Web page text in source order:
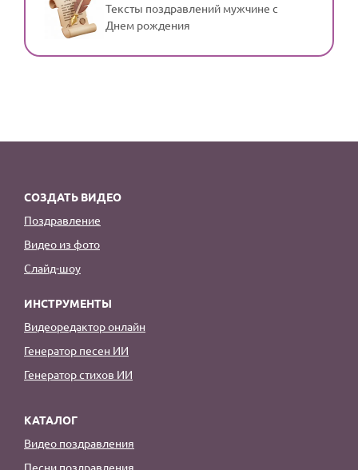
Тексты поздравлений мужчине с
Днем рождения
СОЗДАТЬ ВИДЕО
Поздравление
Видео из фото
Слайд-шоу
ИНСТРУМЕНТЫ
Видеоредактор онлайн
Генератор песен ИИ
Генератор стихов ИИ
КАТАЛОГ
Видео поздравления
Песни поздравления